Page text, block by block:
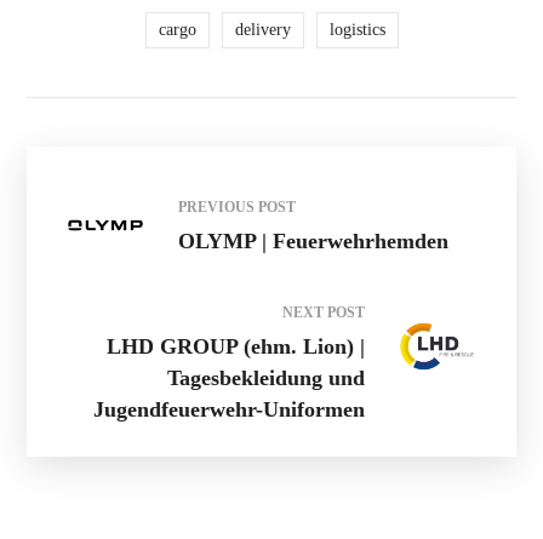
cargo delivery logistics
PREVIOUS POST
OLYMP | Feuerwehrhemden
NEXT POST
LHD GROUP (ehm. Lion) |
Tagesbekleidung und
Jugendfeuerwehr-Uniformen